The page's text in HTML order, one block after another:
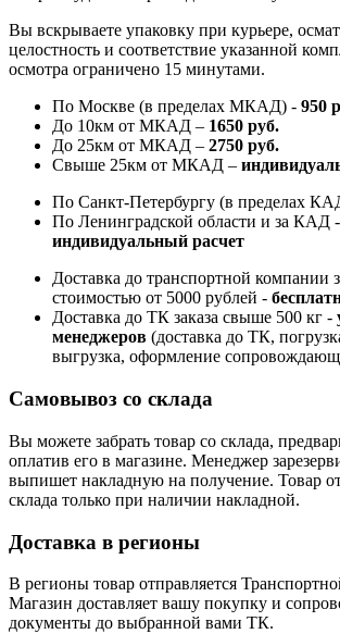
Вы вскрываете упаковку при курьере,
целостность и соответствие указанной
осмотра ограничено 15 минутами.
По Москве (в пределах МКАД) - 950
До 10км от МКАД – 1650 руб.
До 25км от МКАД – 2750 руб.
Свыше 25км от МКАД –
По Санкт-Петербургу (в пределах
По Ленинградской области и за КАД -
индивидуальный расчет
Доставка до транспортной компании
стоимостью от 5000 рублей - б
Доставка до ТК заказа свыше 500 кг -
менеджеров (доставка до ТК,
выгрузка, оформление
Самовывоз со склада
Вы можете забрать товар со склада,
оплатив его в магазине. Менеджер
выпишет накладную на получение. Товар
склада только при наличии накладной.
Доставка в регионы
В регионы товар отправляется
Магазин доставляет вашу покупку и
документы до выбранной вами ТК.